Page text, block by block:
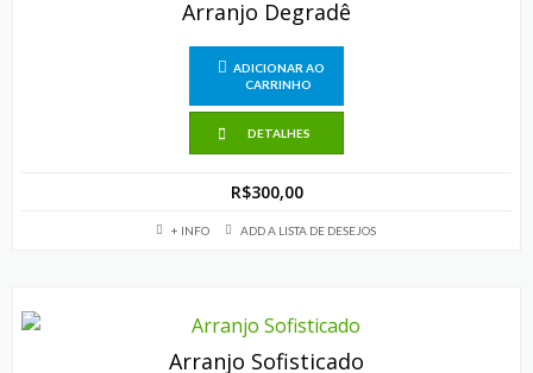
Arranjo Degradê
ADICIONAR AO
CARRINHO
DETALHES
R$300,00
+ INFO ADD A LISTA DE DESEJOS
Arranjo Sofisticado